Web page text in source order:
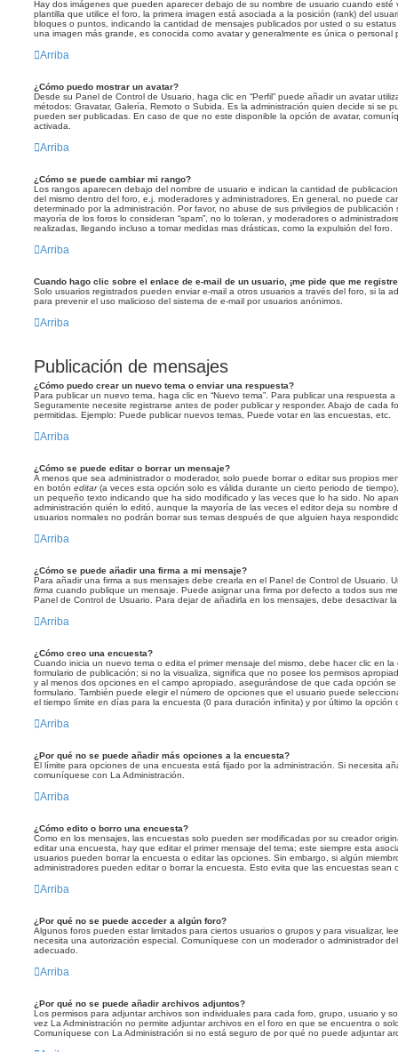
Hay dos imágenes que pueden aparecer debajo de su nombre de usuario cuando
plantilla que utilice el foro, la primera imagen está asociada a la posición (rank) del
bloques o puntos, indicando la cantidad de mensajes publicados por usted o su
una imagen más grande, es conocida como avatar y generalmente es única o personal
Arriba
¿Cómo puedo mostrar un avatar?
Desde su Panel de Control de Usuario, haga clic en “Perfil” puede añadir un avatar
métodos: Gravatar, Galería, Remoto o Subida. Es la administración quien decide si se
pueden ser publicadas. En caso de que no este disponible la opción de avatar,
activada.
Arriba
¿Cómo se puede cambiar mi rango?
Los rangos aparecen debajo del nombre de usuario e indican la cantidad de
del mismo dentro del foro, e.j. moderadores y administradores. En general, no puede
determinado por la administración. Por favor, no abuse de sus privilegios de
mayoría de los foros lo consideran “spam”, no lo toleran, y moderadores o
realizadas, llegando incluso a tomar medidas mas drásticas, como la expulsión del foro.
Arriba
Cuando hago clic sobre el enlace de e-mail de un usuario, ¡me pide que me
Solo usuarios registrados pueden enviar e-mail a otros usuarios a través del foro, si la
para prevenir el uso malicioso del sistema de e-mail por usuarios anónimos.
Arriba
Publicación de mensajes
¿Cómo puedo crear un nuevo tema o enviar una respuesta?
Para publicar un nuevo tema, haga clic en “Nuevo tema”. Para publicar una respuesta
Seguramente necesite registrarse antes de poder publicar y responder. Abajo de cada
permitidas. Ejemplo: Puede publicar nuevos temas, Puede votar en las encuestas, etc.
Arriba
¿Cómo se puede editar o borrar un mensaje?
A menos que sea administrador o moderador, solo puede borrar o editar sus propios
en botón editar(a veces esta opción solo es válida durante un cierto periodo de
un pequeño texto indicando que ha sido modificado y las veces que lo ha sido. No
administración quién lo editó, aunque la mayoría de las veces el editor deja su nombre
usuarios normales no podrán borrar sus temas después de que alguien haya
Arriba
¿Cómo se puede añadir una firma a mi mensaje?
Para añadir una firma a sus mensajes debe crearla en el Panel de Control de Usuario.
firma cuando publique un mensaje. Puede asignar una firma por defecto a todos sus
Panel de Control de Usuario. Para dejar de añadirla en los mensajes, debe desactivar
Arriba
¿Cómo creo una encuesta?
Cuando inicia un nuevo tema o edita el primer mensaje del mismo, debe hacer clic en
formulario de publicación; si no la visualiza, significa que no posee los permisos
y al menos dos opciones en el campo apropiado, asegurándose de que cada opción
formulario. También puede elegir el número de opciones que el usuario puede
el tiempo límite en días para la encuesta (0 para duración infinita) y por último la opción
Arriba
¿Por qué no se puede añadir más opciones a la encuesta?
El límite para opciones de una encuesta está fijado por la administración. Si necesita
comuníquese con La Administración.
Arriba
¿Cómo edito o borro una encuesta?
Como en los mensajes, las encuestas solo pueden ser modificadas por su creador
editar una encuesta, hay que editar el primer mensaje del tema; este siempre esta
usuarios pueden borrar la encuesta o editar las opciones. Sin embargo, si algún
administradores pueden editar o borrar la encuesta. Esto evita que las encuestas sean
Arriba
¿Por qué no se puede acceder a algún foro?
Algunos foros pueden estar limitados para ciertos usuarios o grupos y para visualizar,
necesita una autorización especial. Comuníquese con un moderador o administrador
adecuado.
Arriba
¿Por qué no se puede añadir archivos adjuntos?
Los permisos para adjuntar archivos son individuales para cada foro, grupo, usuario y
vez La Administración no permite adjuntar archivos en el foro en que se encuentra o
Comuníquese con La Administración si no está seguro de por qué no puede adjuntar